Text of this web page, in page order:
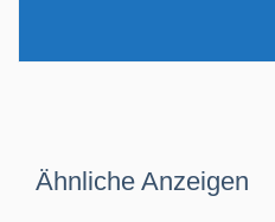
Ähnliche Anzeigen